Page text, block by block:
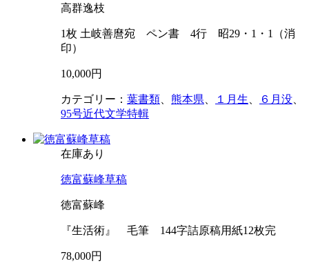
高群逸枝
1枚 土岐善麿宛 ペン書 4行 昭29・1・1（消
印）
10,000円
カテゴリー： 葉書類 熊本県 １月生 ６月没
95号近代文学特輯
在庫あり
徳富蘇峰草稿
徳富蘇峰
『生活術』 毛筆 144字詰原稿用紙12枚完
78,000円